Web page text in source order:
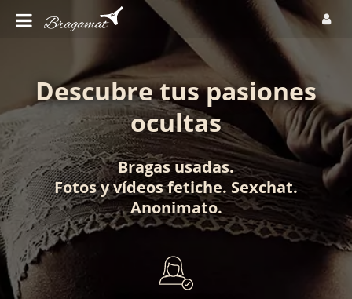
Descubre tus pasiones
ocultas
Bragas usadas.
Fotosyvídeos fetiche. Sexchat.
Anonimato.